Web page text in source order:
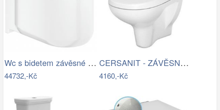
Wc s bidetem závěsné GROHE Sensia Arena…
44732,-Kč
CERSANIT - ZÁVĚSNÁ WC MÍSA ARTECO NEW…
4160,-Kč